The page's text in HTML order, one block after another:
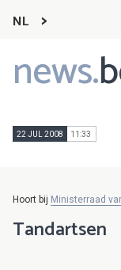
NL
news.
Main
navigation
22 JUL 2008 11:33
Hoort bij Ministerraad
Tandartsen